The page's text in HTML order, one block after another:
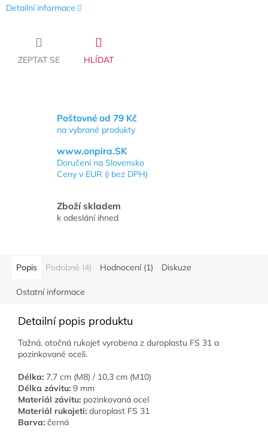
Detailní informace
ZEPTAT SE HLÍDAT
Poštovné od 79 Kč
na vybrané produkty
www.onpira.SK
Doručení na Slovensko
Ceny v EUR (i bez DPH)
Zboží skladem
k odeslání ihned
Popis Podobné (4) Hodnocení (1) Diskuze
Ostatní informace
Detailní popis produktu
Tažná, otočná rukojeť vyrobena z duroplastu FS 31 a
pozinkované oceli.
Délka: 7,7 cm (M8) / 10,3 cm (M10)
Délka závitu: 9 mm
Materiál závitu: pozinkovaná ocel
Materiál rukojeti: duroplast FS 31
Barva: černá